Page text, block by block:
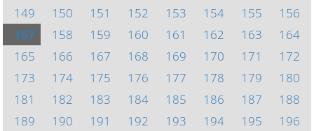
149
150 151 152 153 154 155
156
157
158 159 160 161 162 163
164
165
166 167 168 169 170 171
172
173
174 175 176 177 178 179
180
181
182 183 184 185 186 187
188
189
190 191 192 193 194 195
196